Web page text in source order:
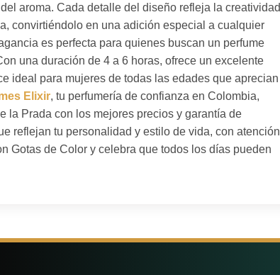
aroma. Cada detalle del diseño refleja la creatividad
convirtiéndolo en una adición especial a cualquier
es perfecta para quienes buscan un perfume
una duración de 4 a 6 horas, ofrece un excelente
ideal para mujeres de todas las edades que aprecian
Elixir, tu perfumería de confianza en Colombia,
la Prada con los mejores precios y garantía de
reflejan tu personalidad y estilo de vida, con atención
Gotas de Color y celebra que todos los días pueden